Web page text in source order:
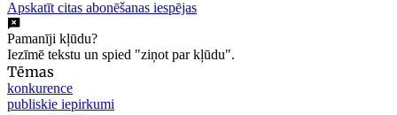
Apskatīt citas abonēšanas iespējas
Pamanīji kļūdu?
Iezīmē tekstu un spied "ziņot par kļūdu".
Tēmas
konkurence
publiskie iepirkumi